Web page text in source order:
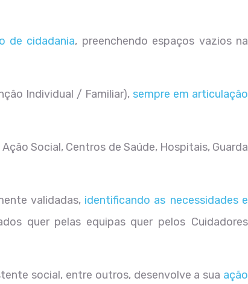
de cidadania, preenchendo espaços vazios na
Individual / Familiar), sempre em articulação
Social, Centros de Saúde, Hospitais, Guarda
validadas, identificando as necessidades e
quer pelas equipas quer pelos Cuidadores
social, entre outros, desenvolve a sua ação